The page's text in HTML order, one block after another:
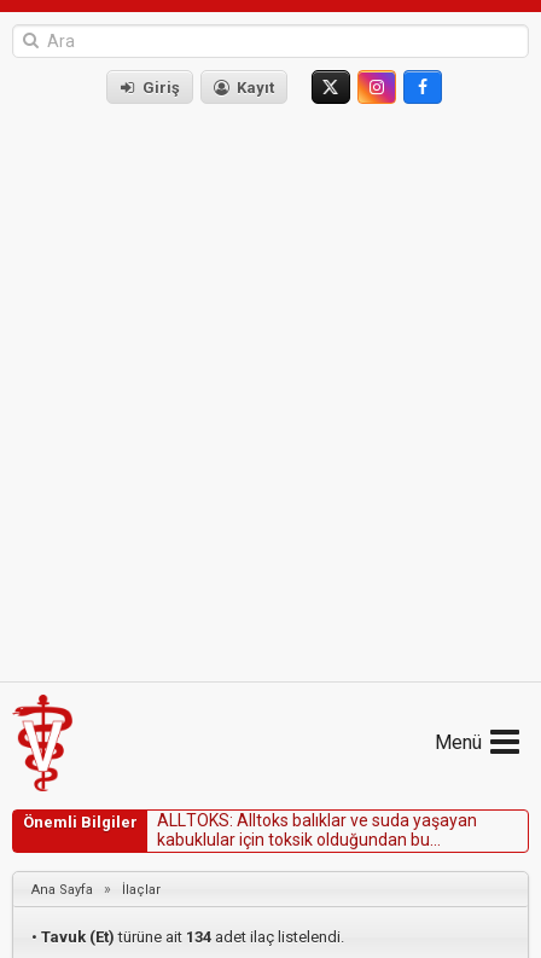
Giriş Kayıt
Menü
Önemli Bilgiler ALLTOKS: A toks ba ıkarve suda yaşayan
kabuku ariçin toksiko duğundan bu
hayvanlardakullanılmamalıvesukaynaklarına
karıştırılmamalıdır.Kullanılmışilaçartıklarıve
a
Ana Sayfa » İlaçlar
• Tavuk (Et) türüne ait 134 adet ilaç listelendi.